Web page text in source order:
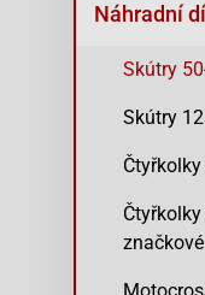
Náhradní
Skútry
Skútry
Čtyřkolky
značkové